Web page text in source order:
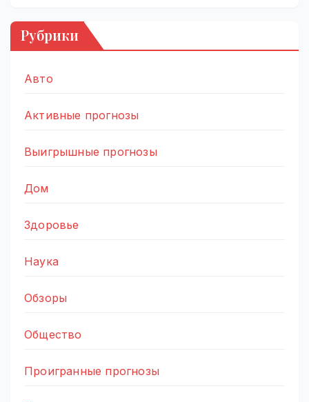
Рубрики
Авто
Активные прогнозы
Выигрышные прогнозы
Дом
Здоровье
Наука
Обзоры
Общество
Проигранные прогнозы